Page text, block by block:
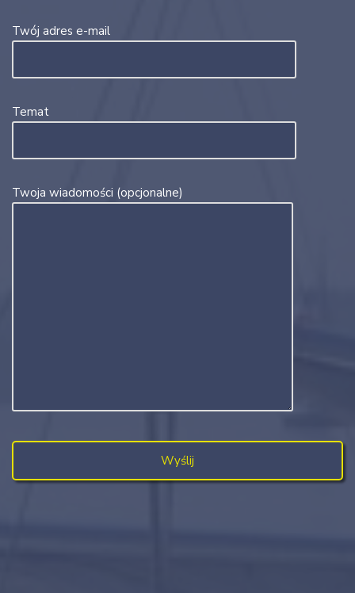
Twój adres e-mail
Temat
Twoja wiadomości (opcjonalne)